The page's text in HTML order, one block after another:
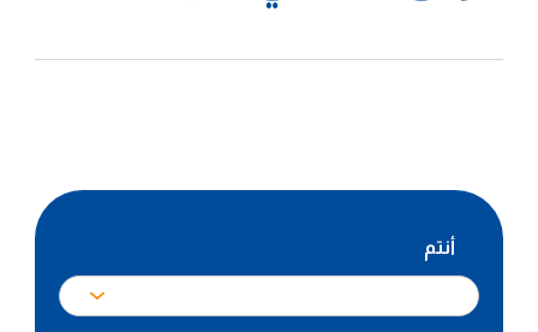
أنتم